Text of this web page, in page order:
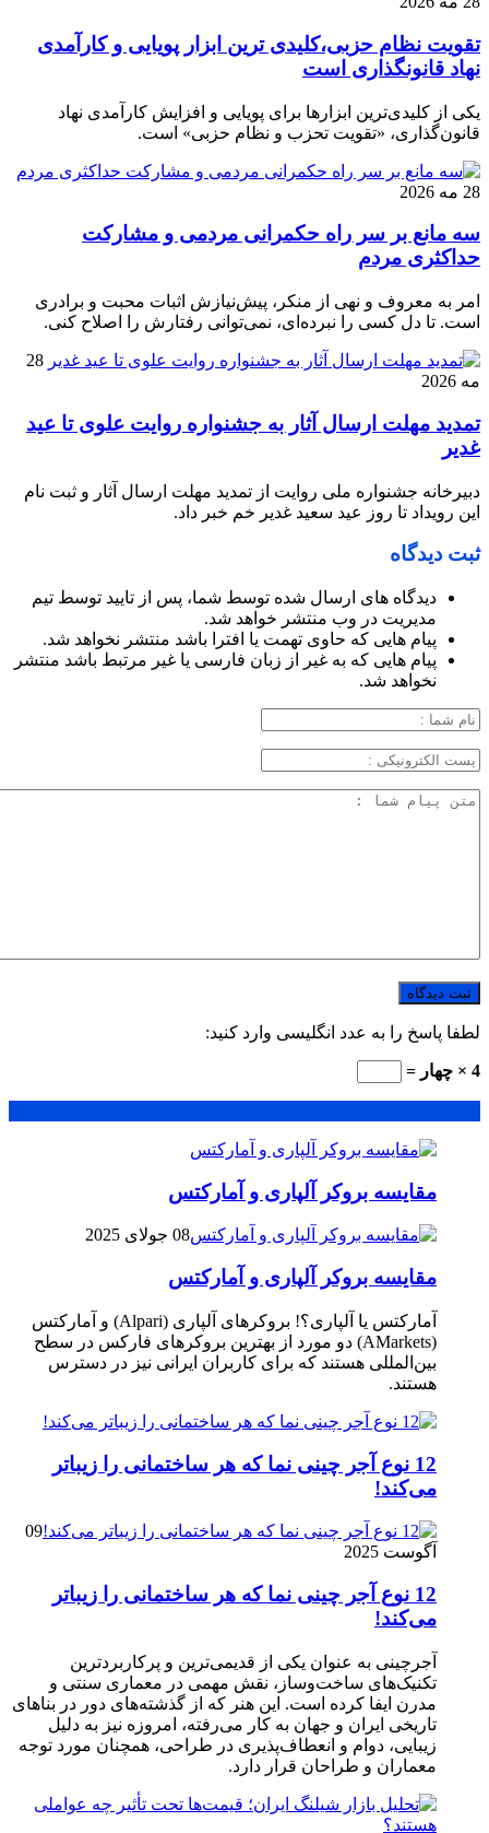
تقویت نظام حزبی،کلیدی ترین ابزار پویایی و کارآمدی
نهاد قانونگذاری است
یکی از کلیدی‌ترین ابزارها برای پویایی و افزایش کارآمدی نهاد
قانون‌گذاری، «تقویت تحزب و نظام حزبی» است.
28 مه 2026
سه مانع بر سر راه حکمرانی مردمی و مشارکت
حداکثری مردم
امر به معروف و نهی از منکر، پیش‌نیازش اثبات محبت و برادری
است. تا دل کسی را نبرده‌ای، نمی‌توانی رفتارش را اصلاح کنی.
28
مه 2026
تمدید مهلت ارسال آثار به جشنواره روایت علوی تا عید
غدیر
دبیرخانه جشنواره ملی روایت از تمدید مهلت ارسال آثار و ثبت نام
این رویداد تا روز عید سعید غدیر خم خبر داد.
ثبت دیدگاه
دیدگاه های ارسال شده توسط شما، پس از تایید توسط تیم
مدیریت در وب منتشر خواهد شد.
پیام هایی که حاوی تهمت یا افترا باشد منتشر نخواهد شد.
پیام هایی که به غیر از زبان فارسی یا غیر مرتبط باشد منتشر
نخواهد شد.
لطفا پاسخ را به عدد انگلیسی وارد کنید:
4 × چهار =
مقایسه بروکر آلپاری و آمارکتس
08 جولای 2025
مقایسه بروکر آلپاری و آمارکتس
آمارکتس یا آلپاری؟! بروکرهای آلپاری (Alpari) و آمارکتس
(AMarkets) دو مورد از بهترین بروکرهای فارکس در سطح
بین‌المللی هستند که برای کاربران ایرانی نیز در دسترس
هستند.
12 نوع آجر چینی نما که هر ساختمانی را زیباتر
می‌کند!
09
آگوست 2025
12 نوع آجر چینی نما که هر ساختمانی را زیباتر
می‌کند!
آجرچینی به عنوان یکی از قدیمی‌ترین و پرکاربردترین
تکنیک‌های ساخت‌وساز، نقش مهمی در معماری سنتی و
مدرن ایفا کرده است. این هنر که از گذشته‌های دور در بناهای
تاریخی ایران و جهان به کار می‌رفته، امروزه نیز به دلیل
زیبایی، دوام و انعطاف‌پذیری در طراحی، همچنان مورد توجه
معماران و طراحان قرار دارد.